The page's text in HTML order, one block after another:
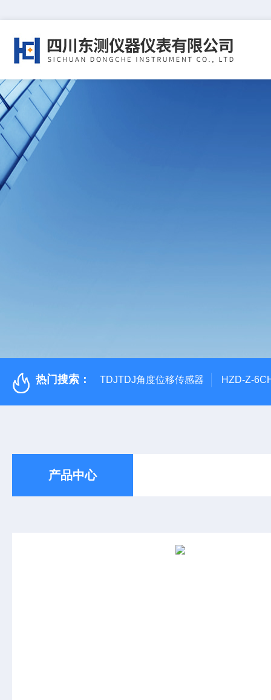
热门搜索： TDJTDJ角度位移传感器 HZD-Z-
产品中心